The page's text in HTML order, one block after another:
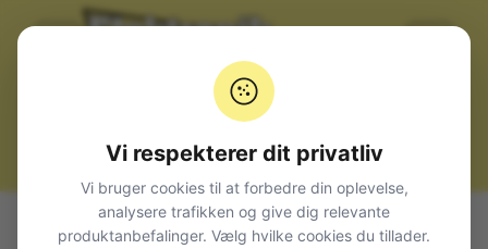
Alle produkter Kabler, stik og adaptere
Kabeltilbehør
Printstik / Terminalrør
Terminalrør isolerede
Vi respekterer dit privatliv
Vi bruger cookies til at forbedre din oplevelse,
analysere trafikken og give dig relevante
produktanbefalinger. Vælg hvilke cookies du tillader.